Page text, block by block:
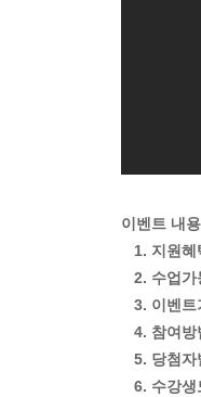
이벤트 내용
1. 지원혜
2. 수업가
3. 이벤트
4. 참여방
5. 당첨자
6. 수강생